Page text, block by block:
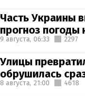
Часть Украины
прогноз погоды
9 августа, 06:33 2297
Улицы
обрушилась
8 августа, 21:00 4618